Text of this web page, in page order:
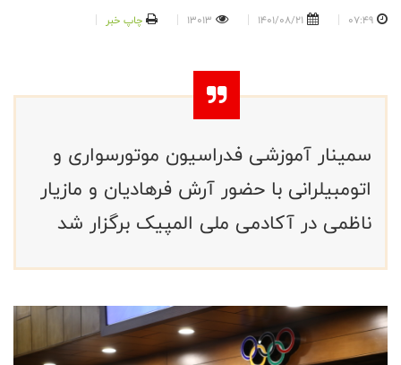
07:49
1401/08/21
13013 چاپ خبر
سمینار آموزشی فدراسیون موتورسواری و
اتومبیلرانی با حضور آرش فرهادیان و مازیار
ناظمی در آکادمی ملی المپیک برگزار شد